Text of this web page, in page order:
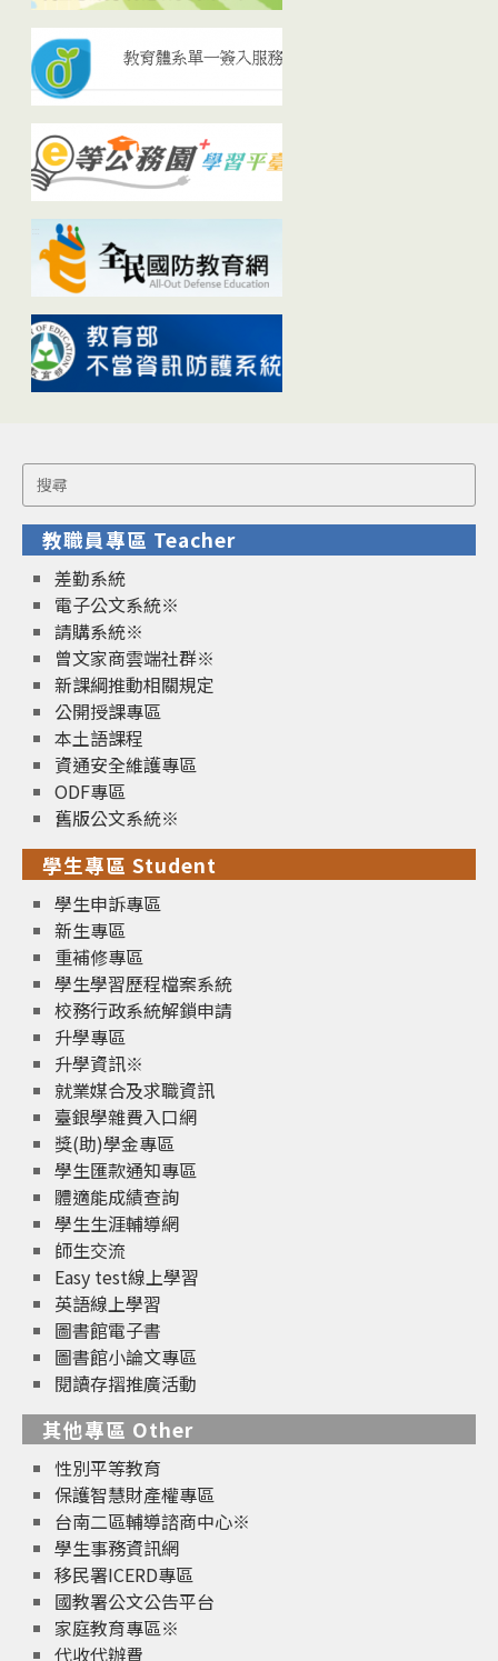
Search
for:
教職員專區 Teacher
差勤系統
電子公文系統※
請購系統※
曾文家商雲端社群※
新課綱推動相關規定
公開授課專區
本土語課程
資通安全維護專區
ODF專區
舊版公文系統※
學生專區 Student
學生申訴專區
新生專區
重補修專區
學生學習歷程檔案系統
校務行政系統解鎖申請
升學專區
升學資訊※
就業媒合及求職資訊
臺銀學雜費入口網
獎(助)學金專區
學生匯款通知專區
體適能成績查詢
學生生涯輔導網
師生交流
Easy test線上學習
英語線上學習
圖書館電子書
圖書館小論文專區
閱讀存摺推廣活動
其他專區 Other
性別平等教育
保護智慧財產權專區
台南二區輔導諮商中心※
學生事務資訊網
移民署ICERD專區
國教署公文公告平台
家庭教育專區※
代收代辦費